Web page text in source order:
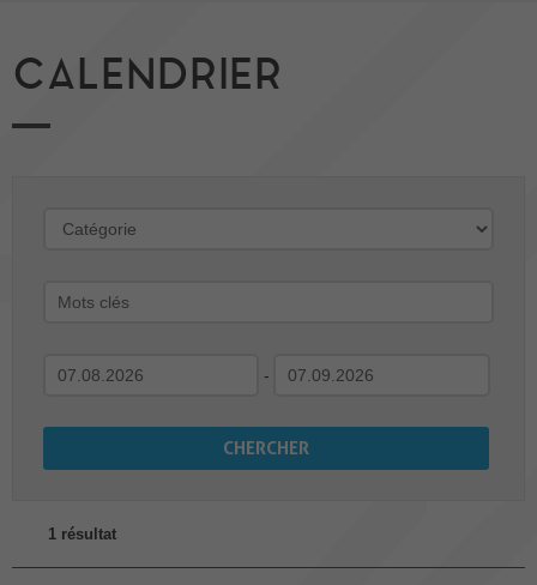
CALENDRIER
-
1 résultat